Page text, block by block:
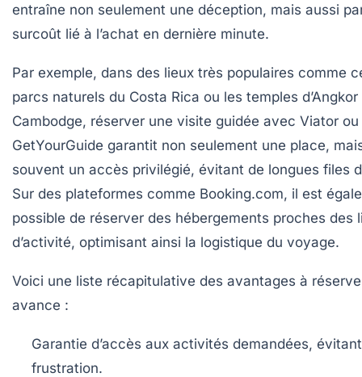
entraîne non seulement une déception, mais aussi
surcoût lié à l’achat en dernière minute.
Par exemple, dans des lieux très populaires comme
parcs naturels du Costa Rica ou les temples d’Angkor
Cambodge, réserver une visite guidée avec Viator ou
GetYourGuide garantit non seulement une place,
souvent un accès privilégié, évitant de longues files
Sur des plateformes comme Booking.com, il est
possible de réserver des hébergements proches des
d’activité, optimisant ainsi la logistique du voyage.
Voici une liste récapitulative des avantages à
avance :
Garantie d’accès aux activités demandées,
frustration.